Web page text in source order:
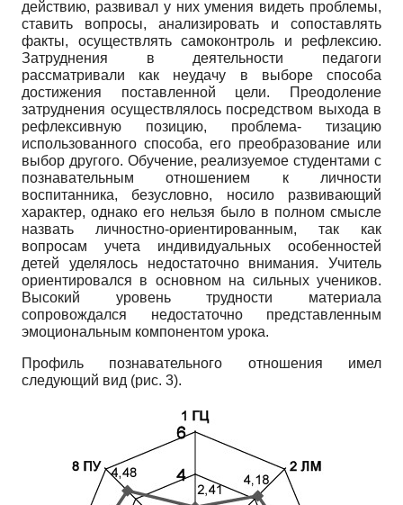
действию, развивал у них умения видеть проблемы,
ставить вопросы, анализировать и сопоставлять
факты, осуществлять самоконтроль и рефлексию.
Затруднения в деятельности педагоги
рассматривали как неудачу в выборе способа
достижения поставленной цели. Преодоление
затруднения осуществлялось посредством выхода в
рефлексивную позицию, проблема- тизацию
использованного способа, его преобразование или
выбор другого. Обучение, реализуемое студентами с
познавательным отношением к личности
воспитанника, безусловно, носило развивающий
характер, однако его нельзя было в полном смысле
назвать личностно-ориентированным, так как
вопросам учета индивидуальных особенностей
детей уделялось недостаточно внимания. Учитель
ориентировался в основном на сильных учеников.
Высокий уровень трудности материала
сопровождался недостаточно представленным
эмоциональным компонентом урока.
Профиль познавательного отношения имел
следующий вид (рис. 3).